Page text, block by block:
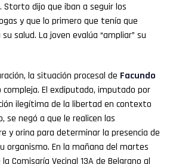
Storto dijo que iban a seguir los
y que lo primero que tenía que
salud. La joven evalúa “ampliar” su
la situación procesal de Facundo
compleja. El exdiputado, imputado por
ilegítima de la libertad en contexto
se negó a que le realicen las
y orina para determinar la presencia de
organismo. En la mañana del martes
Comisaría Vecinal 13A de Belgrano al